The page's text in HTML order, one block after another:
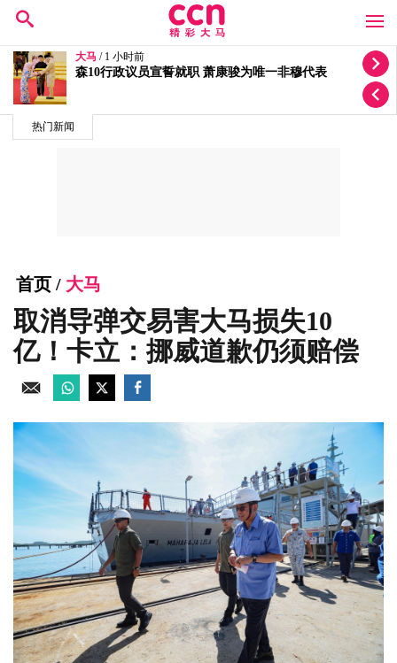
热门新闻
大马 / 2 小时前
依斯迈入院无法出庭 面控程序延至827
首页 / 大马
取消导弹交易害大马损失10
亿！卡立：挪威道歉仍须赔偿